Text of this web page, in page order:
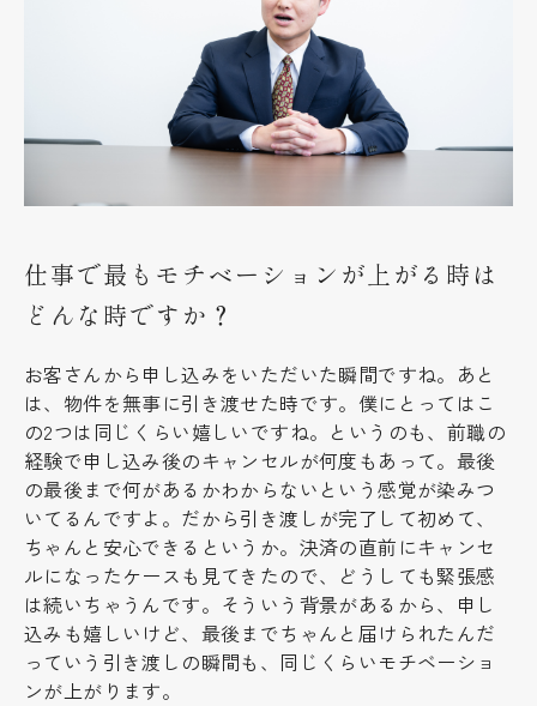
仕事で最もモチベーションが上がる時は
どんな時ですか？
お客さんから申し込みをいただいた瞬間ですね。あと
は、物件を無事に引き渡せた時です。僕にとってはこ
の2つは同じくらい嬉しいですね。というのも、前職の
経験で申し込み後のキャンセルが何度もあって。最後
の最後まで何があるかわからないという感覚が染みつ
いてるんですよ。だから引き渡しが完了して初めて、
ちゃんと安心できるというか。決済の直前にキャンセ
ルになったケースも見てきたので、どうしても緊張感
は続いちゃうんです。そういう背景があるから、申し
込みも嬉しいけど、最後までちゃんと届けられたんだ
っていう引き渡しの瞬間も、同じくらいモチベーショ
ンが上がります。